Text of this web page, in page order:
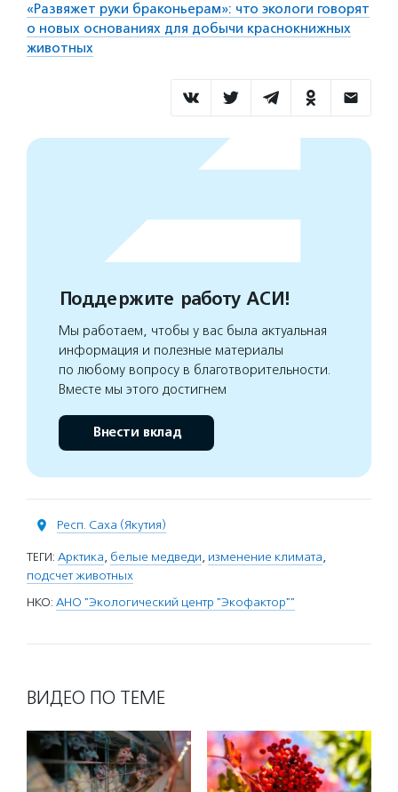
«Развяжет руки браконьерам»: что экологи говорят
о новых основаниях для добычи краснокнижных
животных
Поддержите работу АСИ!
Мы работаем, чтобы у вас была актуальная
информация и полезные материалы
по любому вопросу в благотворительности.
Вместе мы этого достигнем
Внести вклад
Респ. Саха (Якутия)
ТЕГИ: Арктика, белые медведи, изменение климата,
подсчет животных
НКО: АНО "Экологический центр "Экофактор""
ВИДЕО ПО ТЕМЕ